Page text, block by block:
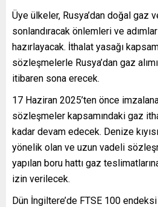
Üye ülkeler, Rusya’dan doğal gaz
sonlandıracak önlemleri ve
hazırlayacak. İthalat yasağı
sözleşmelerle Rusya’dan gaz
itibaren sona erecek.
17 Haziran 2025’ten önce
sözleşmeler kapsamındaki gaz
kadar devam edecek. Denize
yönelik olan ve uzun vadeli
yapılan boru hattı gaz
izin verilecek.
Dün İngiltere’de FTSE 100